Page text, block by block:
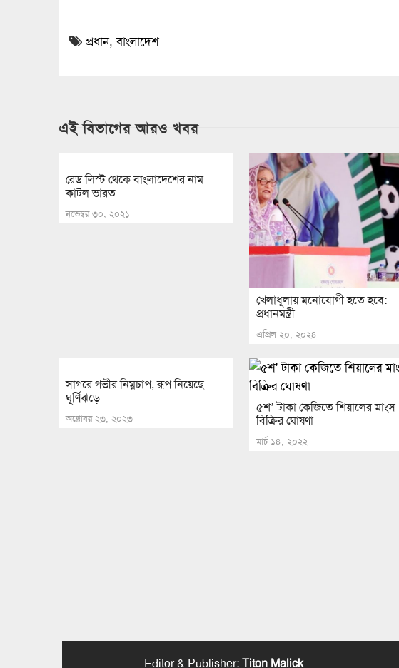
প্রধান,বাংলাদেশ
এই বিভাগের আরও খবর
রেড লিস্ট থেকে বাংলাদেশের নাম
কাটল ভারত
নভেম্বর ৩০, ২০২১
খেলাধূলায় মনোযোগী হতে হবে:
প্রধানমন্ত্রী
এপ্রিল ২০, ২০২৪
সাগরে গভীর নিম্নচাপ, রূপ নিয়েছে
ঘূর্ণিঝড়ে
অক্টোবর ২৩, ২০২৩
৫শ’ টাকা কেজিতে শিয়ালের মাংস
বিক্রির ঘোষণা
মার্চ ১৪, ২০২২
Editor & Publisher:Titon Malick